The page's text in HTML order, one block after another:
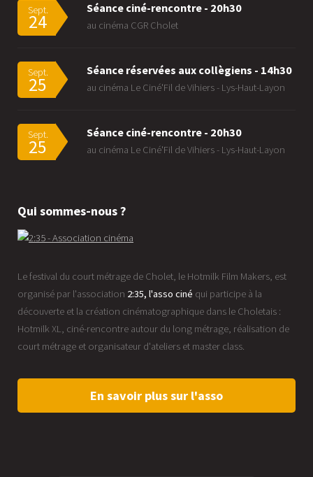
Sept.
24
Séance ciné-rencontre - 20h30
au cinéma CGR Cholet
Sept.
25
Séance réservées aux collègiens - 14h30
au cinéma Le Ciné'Fil de Vihiers - Lys-Haut-Layon
Sept.
25
Séance ciné-rencontre - 20h30
au cinéma Le Ciné'Fil de Vihiers - Lys-Haut-Layon
Qui sommes-nous ?
Le festival du court métrage de Cholet, le Hotmilk Film Makers, est
organisé par l'association 2:35, l'asso ciné qui participe à la
découverte et la création cinématographique dans le Choletais :
Hotmilk XL, ciné-rencontre autour du long métrage, réalisation de
court métrage et organisateur d'ateliers et master class.
En savoir plus sur l'asso